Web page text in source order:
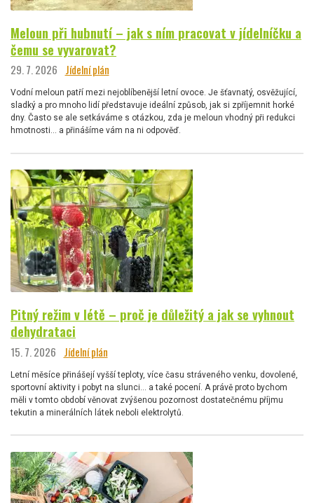
Meloun při hubnutí – jak s ním pracovat v jídelníčku a
čemu se vyvarovat?
29. 7. 2026 Jídelní plán
Vodní meloun patří mezi nejoblíbenější letní ovoce. Je šťavnatý, osvěžující,
sladký a pro mnoho lidí představuje ideální způsob, jak si zpříjemnit horké
dny. Často se ale setkáváme s otázkou, zda je meloun vhodný při redukci
hmotnosti… a přinášíme vám na ni odpověď.
Pitný režim v létě – proč je důležitý a jak se vyhnout
dehydrataci
15. 7. 2026 Jídelní plán
Letní měsíce přinášejí vyšší teploty, více času stráveného venku, dovolené,
sportovní aktivity i pobyt na slunci… a také pocení. A právě proto bychom
měli v tomto období věnovat zvýšenou pozornost dostatečnému příjmu
tekutin a minerálních látek neboli elektrolytů.